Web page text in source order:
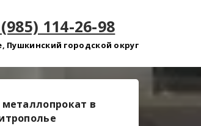
114-26-98
Пушкинский городской округ
металлопрокат в